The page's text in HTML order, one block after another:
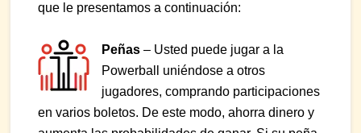
que le presentamos a continuación:
Peñas– Usted puede jugar a la
Powerball uniéndose a otros
jugadores, comprando participaciones
en varios boletos. De este modo, ahorra dinero y